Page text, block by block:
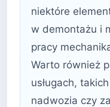
niektóre
w demontażu i
pracy
Warto również
usługach,
nadwozia czy